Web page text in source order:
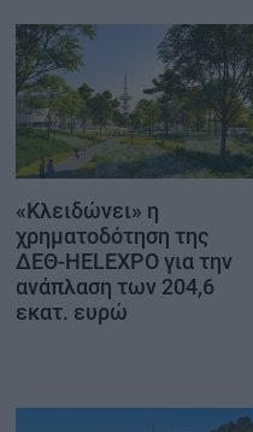
«Κλειδώνει» η
χρηματοδότηση της
ΔΕΘ-HELEXPO για την
ανάπλαση των 204,6
εκατ. ευρώ